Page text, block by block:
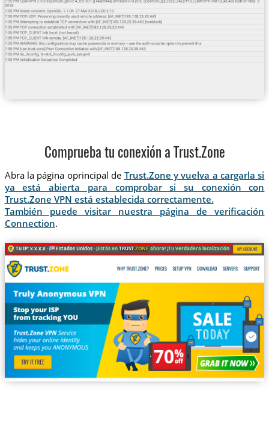
Comprueba tu conexión a Trust.Zone
Abra la página oprincipal de Trust.Zone y vuelva a cargarla si
ya está abierta para comprobar si su conexión con
Trust.Zone VPN está establecida correctamente.
También puede visitar nuestra página de verificación
Connection.
Tu IP: x.x.x.x · Estados Unidos ·¡Estás enTRUST.ZONE ahora! ¡Tu verdadera localización está oculta!